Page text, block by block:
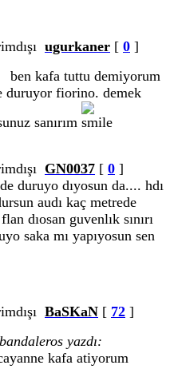
ugurkaner [ 0 ]
ben kafa tuttu demiyorum
duruyor fiorino. demek
sanırım
GN0037 [ 0 ]
duruyo dıyosun da.... hdı
audı kaç metrede
dıosan guvenlık sınırı
saka mı yapıyosun sen
BaSKaN [ 72 ]
bandaleros yazdı:
kafa atiyorum